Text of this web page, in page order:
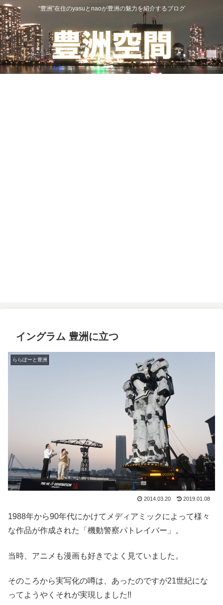
“豊洲”在住のyasuとnaoが豊洲の魅力を紹介するブログ
イングラム 豊洲に立つ
ららぽーと豊洲
2014.03.20 2019.01.08
1988年から90年代にかけてメディアミックによって様々
な作品が作成された「機動警察パトレイバー」。
当時、アニメも漫画も好きでよく見ていました。
そのころから実写化の噂は、あったのですが21世紀にな
ってようやくそれが実現しました!!